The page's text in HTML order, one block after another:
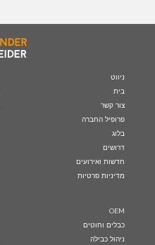
ניווט
בית
צור קשר
פרופיל החברה
בלוג
דרושים
חדשות ואירועים
מדיניות פרטיות
OEM
כבלים וחוטים
ניהול כבילה